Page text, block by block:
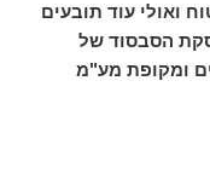
ואולי עוד תובעים
הסבסוד של
ומקופת מע"מ